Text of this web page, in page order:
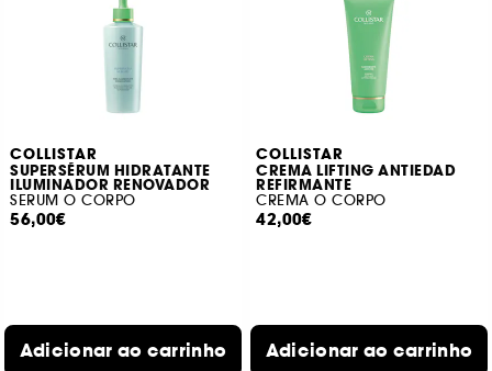
COLLISTAR
SUPERSÉRUM HIDRATANTE
ILUMINADOR RENOVADOR
SERUM O CORPO
56,00€
Adicionar ao carrinho
COLLISTAR
CREMA LIFTING ANTIEDAD
REFIRMANTE
CREMA O CORPO
42,00€
Adicionar ao carrinho